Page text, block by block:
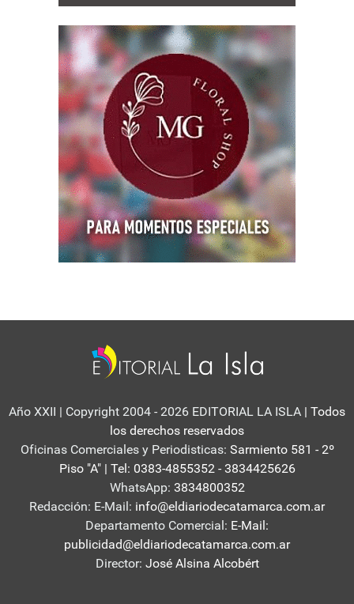
Año XXII | Copyright 2004 - 2026 EDITORIAL LA ISLA | Todos
los derechos reservados
Oficinas Comerciales y Periodisticas: Sarmiento 581 - 2º
Piso "A" | Tel: 0383-4855352 - 3834425626
WhatsApp: 3834800352
Redacción: E-Mail: info@eldiariodecatamarca.com.ar
Departamento Comercial: E-Mail:
publicidad@eldiariodecatamarca.com.ar
Director: José Alsina Alcobért